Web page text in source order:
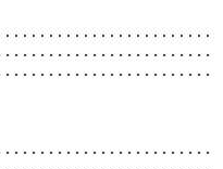
. . . . . . . . . . . . . . . . . . . . . . .
. . . . . . . . . . . . . . . . . . . . . . .
. . . . . . . . . . . . . . . . . . . . . . .
. . . . . . . . . . . . . . . . . . . . . . .